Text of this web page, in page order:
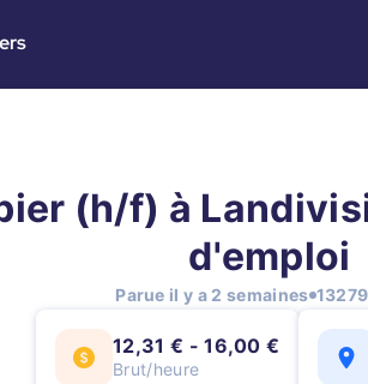
(h/f) à
d'emploi
Parue il y a 2 semaines
12,31 € - 16,00 €
Brut/heure